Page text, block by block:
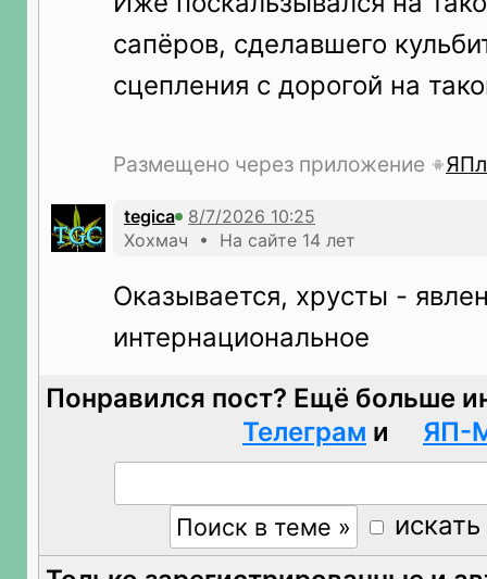
сапёров, сделавшего
сцепления с дорогой на
Размещено через приложение
tegica
Хохмач • На сайте 14 лет
Оказывается, хрусты -
интернациональное
Понравился пост? Ещё больше
Телеграм и ЯП-